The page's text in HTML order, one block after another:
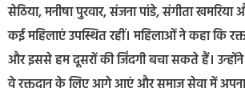
सेठिया, मनीषा पुरवार, संजना पांडे, संगीता खमरिया
कई महिलाएं उपस्थित रहीं। महिलाओं ने कहा कि
और इससे हम दूसरों की जिंदगी बचा सकते हैं।
वे रक्तदान के लिए आगे आएं और समाज सेवा में अपना